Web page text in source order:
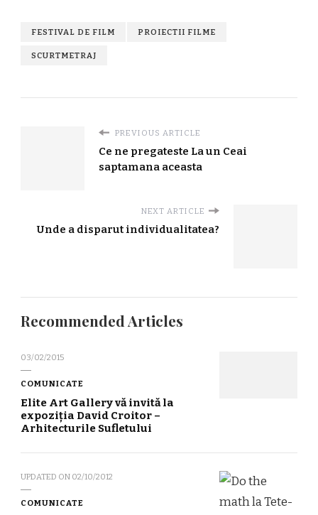
FESTIVAL DE FILM PROIECTII FILME
SCURTMETRAJ
PREVIOUS ARTICLE
Ce ne pregateste La un Ceai
saptamana aceasta
NEXT ARTICLE
Unde a disparut individualitatea?
Recommended Articles
03/02/2015
COMUNICATE
Elite Art Gallery vă invită la
expoziția David Croitor –
Arhitecturile Sufletului
UPDATED ON 02/10/2012
COMUNICATE